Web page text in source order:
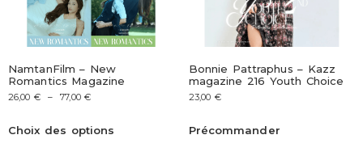
NamtanFilm – New
Romantics Magazine
26,00 € – 77,00€
Choix des options
Bonnie Pattraphus – Kazz
magazine 216 Youth Choice
23,00 €
Précommander